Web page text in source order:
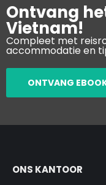
Ontvang
Vietnam!
Compleet met
accommodatie en
ONTVANG
ONS KANTOOR